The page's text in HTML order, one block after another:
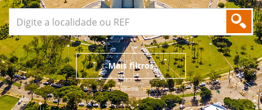
Mais filtros